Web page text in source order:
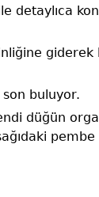
detaylıca
buluyor.
düğün